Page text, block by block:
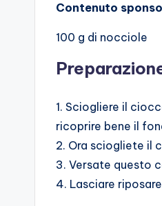
Contenuto
100 g di nocciole
1. Sciogliere il
ricoprire bene il
2. Ora sciogliete il
3. Versate questo
4. Lasciare